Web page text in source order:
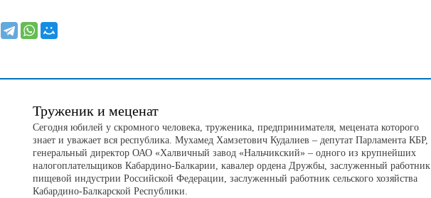
Труженик и меценат
Сегодня юбилей у скромного человека, труженика, предпринимателя, мецената которого
знает и уважает вся республика. Мухамед Хамзетович Кудалиев – депутат Парламента КБР,
генеральный директор ОАО «Халвичный завод «Нальчикский» – одного из крупнейших
налогоплательщиков Кабардино-Балкарии, кавалер ордена Дружбы, заслуженный работник
пищевой индустрии Российской Федерации, заслуженный работник сельского хозяйства
Кабардино-Балкарской Республики.